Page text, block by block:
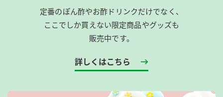
定番のぽん酢やお酢ドリンクだけでなく、
ここでしか買えない限定商品やグッズも
販売中です。
詳しくはこちら